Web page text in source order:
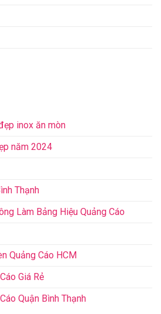
inox ăn mòn
năm 2024
Thạnh
Làm Bảng Hiệu Quảng Cáo
Quảng Cáo HCM
Giá Rẻ
Quận Bình Thạnh